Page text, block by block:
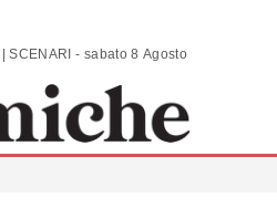
ANALISI | COMMENTI | SCENARI - sabato 8 Agosto 2026